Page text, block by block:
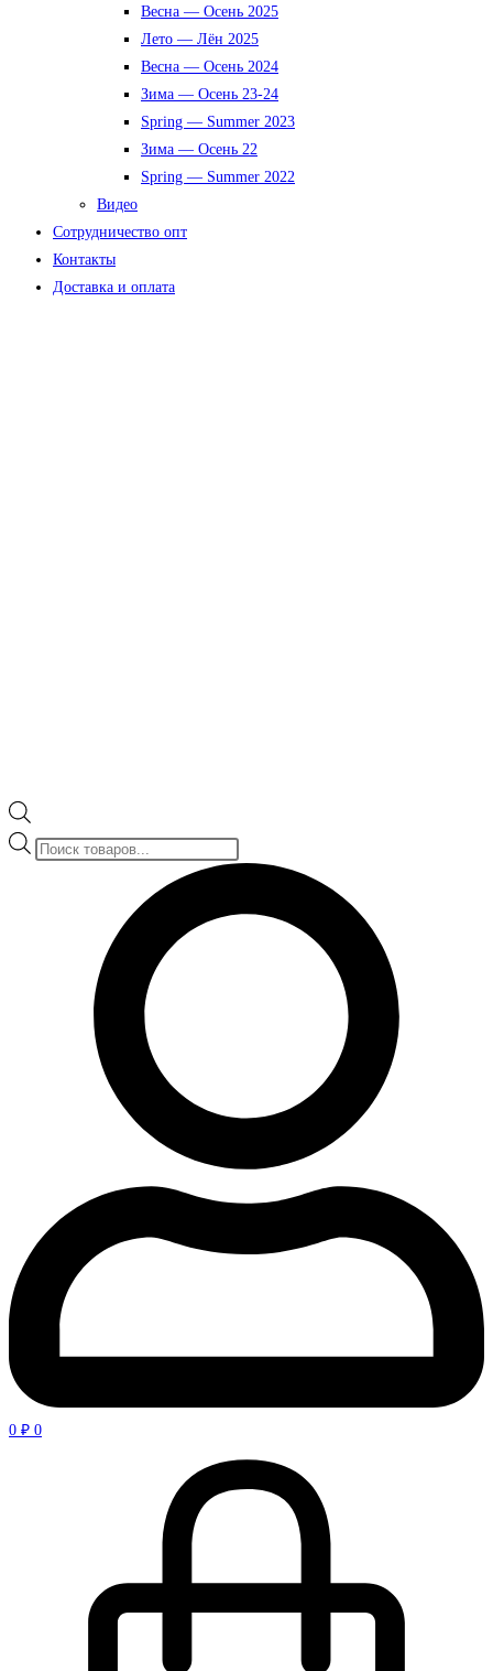
Весна — Осень 2025
Лето — Лён 2025
Весна — Осень 2024
Зима — Осень 23-24
Spring — Summer 2023
Зима — Осень 22
Spring — Summer 2022
Видео
Сотрудничество опт
Контакты
Доставка и оплата
Поиск
0 ₽ 0